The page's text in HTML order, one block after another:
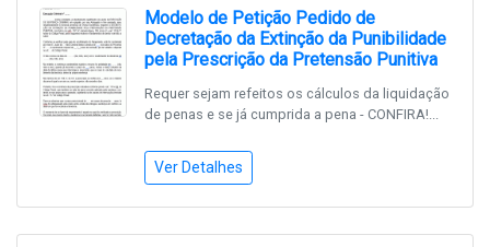
Modelo de Petição Pedido de
Decretação da Extinção da Punibilidade
pela Prescrição da Pretensão Punitiva
Requer sejam refeitos os cálculos da liquidação
de penas e se já cumprida a pena - CONFIRA!...
Ver Detalhes